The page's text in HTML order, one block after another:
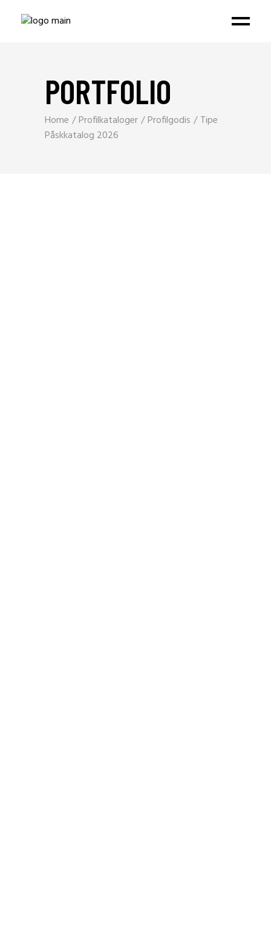
PORTFOLIO
Home Profilkataloger Profilgodis
Tipe
Påskkatalog 2026